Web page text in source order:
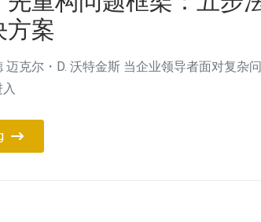
方案
迈克尔・D. 沃特金斯 当企业领导者面对复杂